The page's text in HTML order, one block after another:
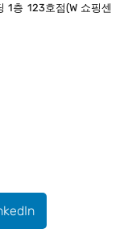
1층 123호점(W 쇼핑센